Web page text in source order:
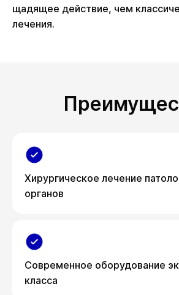
щадящее действие, чем
лечения.
Хирургическое лечение
органов
Современное оборудование
класса